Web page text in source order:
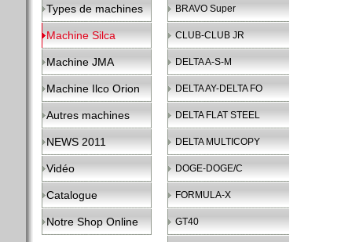
Types de machines
Machine Silca
Machine JMA
Machine Ilco Orion
Autres machines
NEWS 2011
Vidéo
Catalogue
Notre Shop Online
BRAVO Super
CLUB-CLUB JR
DELTA A-S-M
DELTA AY-DELTA FO
DELTA FLAT STEEL
DELTA MULTICOPY
DOGE-DOGE/C
FORMULA-X
GT40